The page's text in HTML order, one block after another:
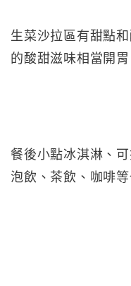
生菜沙拉區有甜點
的酸甜滋味相當開
餐後小點冰淇淋、
泡飲、茶飲、咖啡等